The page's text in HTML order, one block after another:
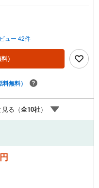
成約するとPayPayボーナス
動産 物件ご成約キャンペー
をもらう」「見学予約をす
ださい。※必ずYahoo！ JAP
い。※PayPayボーナスライト
有効期限は付与日から60日で
率/年利 0.95％（変動金利）※
。金利情勢により表記の返
ーーーーーーーーーーーー
ュー 42件
）
料無料）
る（全10社）